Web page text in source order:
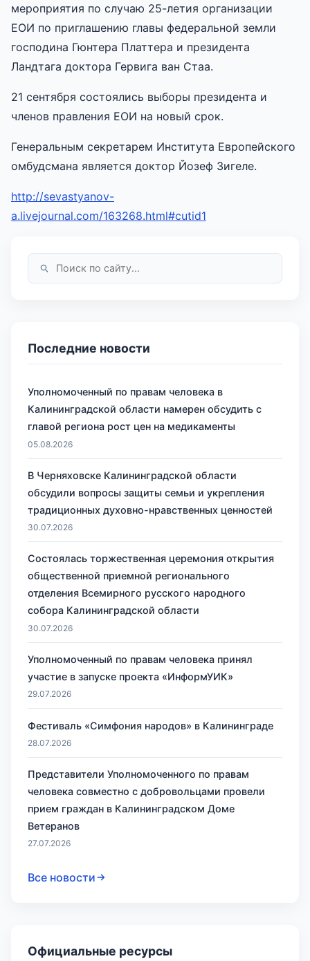
мероприятия по случаю 25-летия организации
ЕОИ по приглашению главы федеральной земли
господина Гюнтера Платтера и президента
Ландтага доктора Гервига ван Стаа.
21 сентября состоялись выборы президента и
членов правления ЕОИ на новый срок.
Генеральным секретарем Института Европейского
омбудсмана является доктор Йозеф Зигеле.
http://sevastyanov-
a.livejournal.com/163268.html#cutid1
Последние новости
Уполномоченный по правам человека в
Калининградской области намерен обсудить с
главой региона рост цен на медикаменты
05.08.2026
В Черняховске Калининградской области
обсудили вопросы защиты семьи и укрепления
традиционных духовно-нравственных ценностей
30.07.2026
Состоялась торжественная церемония открытия
общественной приемной регионального
отделения Всемирного русского народного
собора Калининградской области
30.07.2026
Уполномоченный по правам человека принял
участие в запуске проекта «ИнформУИК»
29.07.2026
Фестиваль «Симфония народов» в Калининграде
28.07.2026
Представители Уполномоченного по правам
человека совместно с добровольцами провели
прием граждан в Калининградском Доме
Ветеранов
27.07.2026
Все новости
Официальные ресурсы